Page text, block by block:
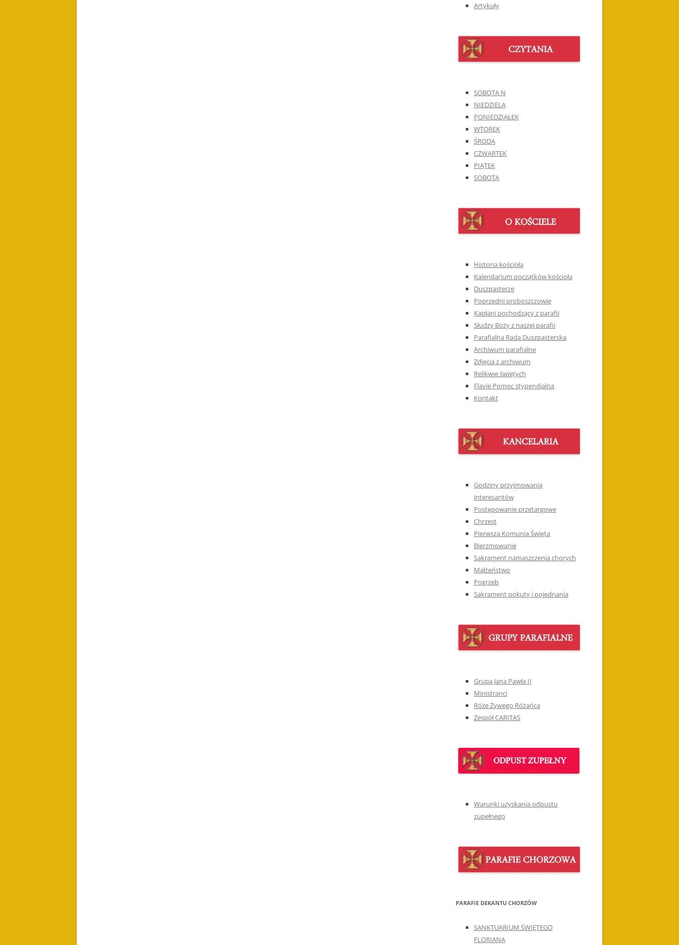
Artykuły
SOBOTA N
NIEDZIELA
PONIEDZIAŁEK
WTOREK
ŚRODA
CZWARTEK
PIĄTEK
SOBOTA
Historia kościoła
Kalendarium początków kościoła
Duszpasterze
Poprzedni proboszczowie
Kapłani pochodzący z parafii
Słudzy Boży z naszej parafii
Parafialna Rada Duszpasterska
Archiwum parafialne
Zdjęcia z archiwum
Relikwie świętych
Flavie Pomoc stypendialna
Kontakt
Godziny przyjmowania
interesantów
Postępowanie przetargowe
Chrzest
Pierwsza Komunia Święta
Bierzmowanie
Sakrament namaszczenia chorych
Małżeństwo
Pogrzeb
Sakrament pokuty i pojednania
Grupa Jana Pawła II
Ministranci
Róże Żywego Różańca
Zespół CARITAS
Warunki uzyskania odpustu
zupełnego
PARAFIE DEKANTU CHORZÓW
SANKTUARIUM ŚWIĘTEGO
FLORIANA